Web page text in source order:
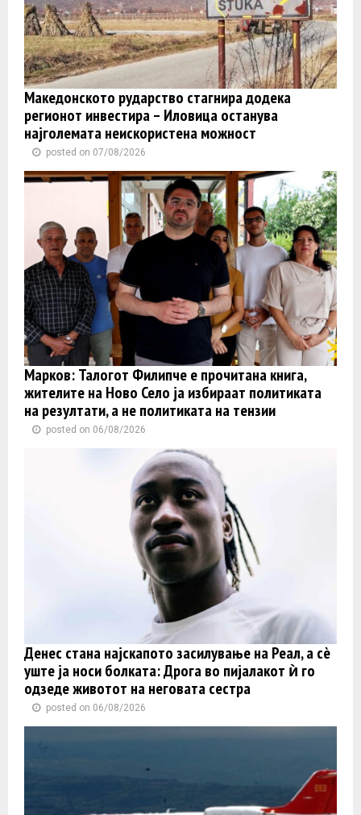
Македонското рударство стагнира додека
регионот инвестира – Иловица останува
најголемата неискористена можност
posted on 07/08/2026
Марков: Талогот Филипче е прочитана книга,
жителите на Ново Село ја избираат политиката
на резултати, а не политиката на тензии
posted on 06/08/2026
Денес стана најскапото засилување на Реал, а сè
уште ја носи болката: Дрога во пијалакот ѝ го
одзеде животот на неговата сестра
posted on 06/08/2026